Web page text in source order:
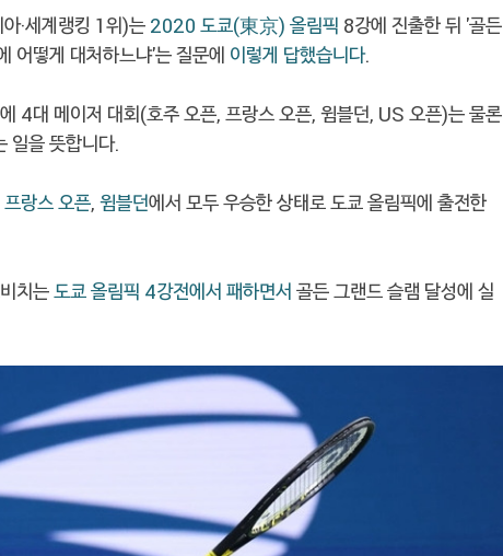
·세계랭킹 1위)는 2020 도쿄(東京) 올림픽 8강에 진출한 뒤 '골든
어떻게 대처하느냐'는 질문에 이렇게 답했습니다.
4대 메이저 대회(호주 오픈, 프랑스 오픈, 윔블던, US 오픈)는 물론
일을 뜻합니다.
프랑스 오픈, 윔블던에서 모두 우승한 상태로 도쿄 올림픽에 출전한
치는도쿄 올림픽 4강전에서 패하면서 골든 그랜드 슬램 달성에 실